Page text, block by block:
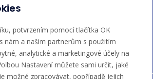
kartou, Google/Apple Pay,
a kreditem.
potvrzením pomocí tlačítka OK
nám a našim partnerům s použitím
analytické a marketingové účely na
Nastavení můžete sami určit, jaké
možné zpracovávat, popřípadě jejich